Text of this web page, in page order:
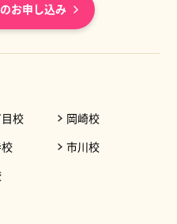
お申し込み
校
岡崎校
市川校